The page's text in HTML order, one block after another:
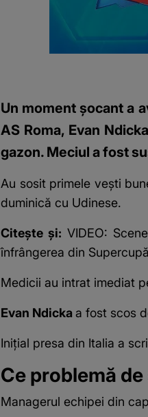
Un moment șocant a
AS Roma, Evan
gazon. Meciul a fost
Au sosit primele vești
duminică cu Udinese.
Citește și: VIDEO:
înfrângerea din Supercupă
Medicii au intrat imediat
Evan Ndicka a fost scos
Inițial presa din Italia a
Ce problemă
Managerul echipei din